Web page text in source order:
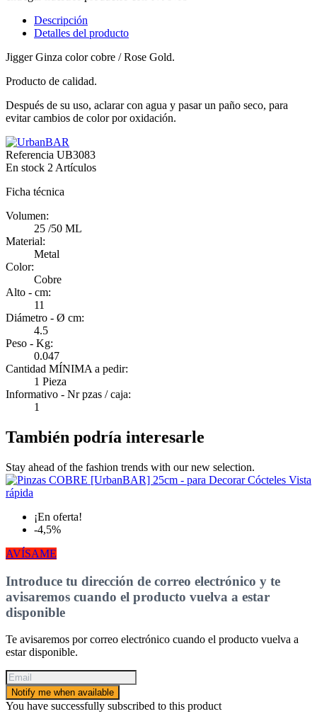
Descripción
Detalles del producto
Jigger Ginza color cobre / Rose Gold.
Producto de calidad.
Después de su uso, aclarar con agua y pasar un paño seco, para
evitar cambios de color por oxidación.
Referencia UB3083
En stock 2 Artículos
Ficha técnica
Volumen:
25 /50 ML
Material:
Metal
Color:
Cobre
Alto - cm:
11
Diámetro - Ø cm:
4.5
Peso - Kg:
0.047
Cantidad MÍNIMA a pedir:
1 Pieza
Informativo - Nr pzas / caja:
1
También podría interesarle
Stay ahead of the fashion trends with our new selection.
Vista
rápida
¡En oferta!
-4,5%
AVÍSAME
Introduce tu dirección de correo electrónico y te
avisaremos cuando el producto vuelva a estar
disponible
Te avisaremos por correo electrónico cuando el producto vuelva a
estar disponible.
Notify me when available
You have successfully subscribed to this product